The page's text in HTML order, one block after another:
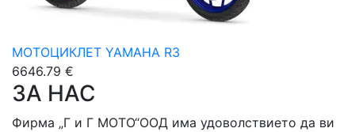
МОТОЦИКЛЕТ YAMAHA R3
6646.79 €
ЗА НАС
Фирма „Г и Г МОТО“ООД има удоволствието да ви